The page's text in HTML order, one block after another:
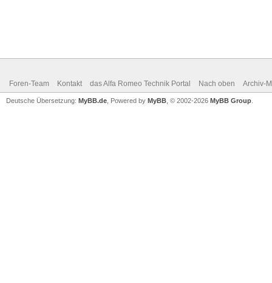
Foren-Team Kontakt das Alfa Romeo Technik Portal Nach oben Archiv-
Deutsche Übersetzung: MyBB.de , Powered by MyBB , © 2002-2026 MyBB Group